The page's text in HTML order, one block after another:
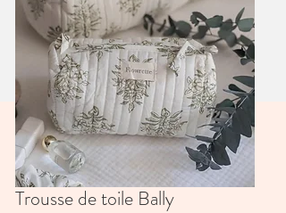
Trousse de toile Bally